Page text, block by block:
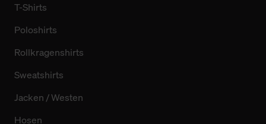
T-Shirts
Poloshirts
Rollkragenshirts
Sweatshirts
Jacken / Westen
Hosen